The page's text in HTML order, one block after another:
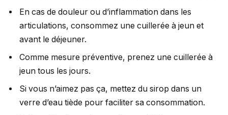
En cas de douleur ou d’inflammation dans les
articulations, consommez une cuillerée à jeun et
avant le déjeuner.
Comme mesure préventive, prenez une cuillerée à
jeun tous les jours.
Si vous n’aimez pas ça, mettez du sirop dans un
verre d’eau tiède pour faciliter sa consommation.